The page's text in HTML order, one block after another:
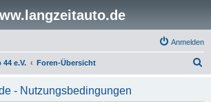
Anmelden
e.V. Foren-Übersicht
- Nutzungsbedingungen